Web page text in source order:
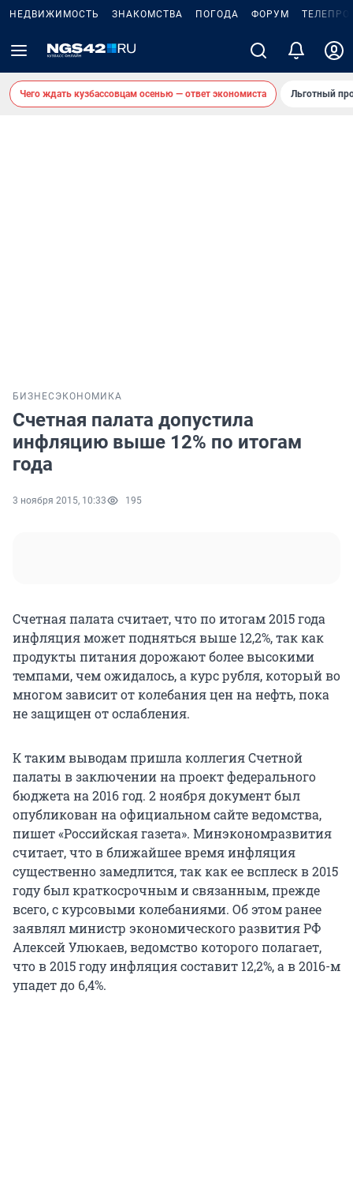
НЕДВИЖИМОСТЬ ЗНАКОМСТВА ПОГОДА ФОРУМ
Чего ждать кузбассовцам осенью — ответ экономиста Льготный
БИЗНЕС ЭКОНОМИКА
Счетная палата допустила
инфляцию выше 12% по итогам
года
3 ноября 2015, 10:33 195
Счетная палата считает, что по итогам 2015 года
инфляция может подняться выше 12,2%, так как
продукты питания дорожают более высокими
темпами, чем ожидалось, а курс рубля, который во
многом зависит от колебания цен на нефть, пока
не защищен от ослабления.
К таким выводам пришла коллегия Счетной
палаты в заключении на проект федерального
бюджета на 2016 год. 2 ноября документ был
опубликован на официальном сайте ведомства,
пишет «Российская газета». Минэкономразвития
считает, что в ближайшее время инфляция
существенно замедлится, так как ее всплеск в 2015
году был краткосрочным и связанным, прежде
всего, с курсовыми колебаниями. Об этом ранее
заявлял министр экономического развития РФ
Алексей Улюкаев, ведомство которого полагает,
что в 2015 году инфляция составит 12,2%, а в 2016-м
упадет до 6,4%.